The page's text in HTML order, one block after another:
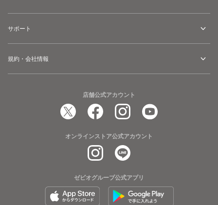
サポート
規約・会社情報
店舗公式アカウント
オンラインストア公式アカウント
ゼビオグループ公式アプリ